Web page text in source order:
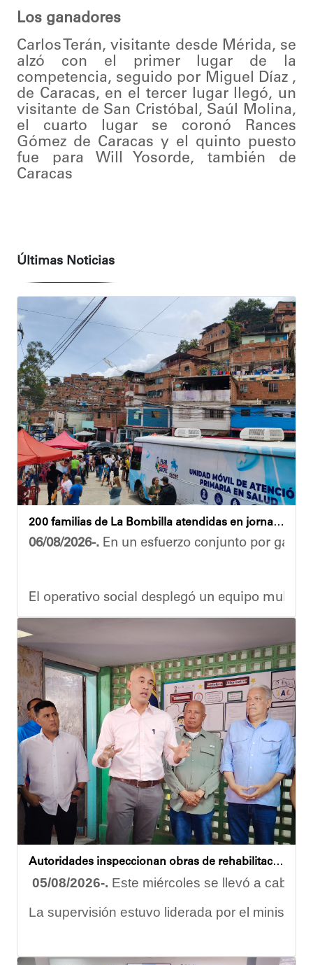
Los ganadores
Carlos Terán, visitante desde Mérida, se
alzó con el primer lugar de la
competencia, seguido por Miguel Díaz ,
de Caracas, en el tercer lugar llegó, un
visitante de San Cristóbal, Saúl Molina,
el cuarto lugar se coronó Rances
Gómez de Caracas y el quinto puesto
fue para Will Yosorde, también de
Caracas
Últimas Noticias
200 familias de La Bombilla atendidas en jornada integral
06/08/2026-. En un esfuerzo conjunto por
El operativo social desplegó un equipo
Durante la actividad, los asistentes contaron
Eudicis Viva, habitante de la comunidad y
Esta iniciativa se enmarca en la política social
Oskarina Rosso
Autoridades inspeccionan obras de rehabilitación en la U.E.N. José Antonio Calcaño en Caucagüita
05/08/2026-. Este miércoles se llevó a cabo
La supervisión estuvo liderada por el ministro
Las obras en ejecución contemplan la pintura